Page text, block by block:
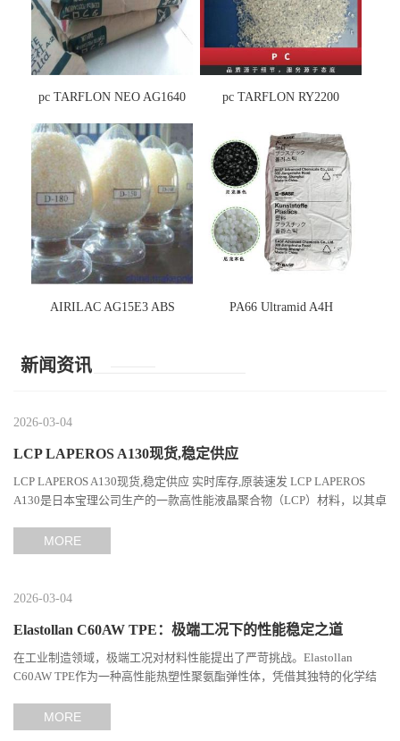
pc TARFLON NEO AG1640 pc TARFLON RY2200
AIRILAC AG15E3 ABS PA66 Ultramid A4H
新闻资讯
2026-03-04
LCP LAPEROS A130现货,稳定供应
LCP LAPEROS A130现货,稳定供应 实时库存,原装速发 LCP LAPEROS
A130是日本宝理公司生产的一款高性能液晶聚合物（LCP）材料，以其卓
MORE
2026-03-04
Elastollan C60AW TPE：极端工况下的性能稳定之道
在工业制造领域，极端工况对材料性能提出了严苛挑战。Elastollan
C60AW TPE作为一种高性能热塑性聚氨酯弹性体，凭借其独特的化学结
MORE